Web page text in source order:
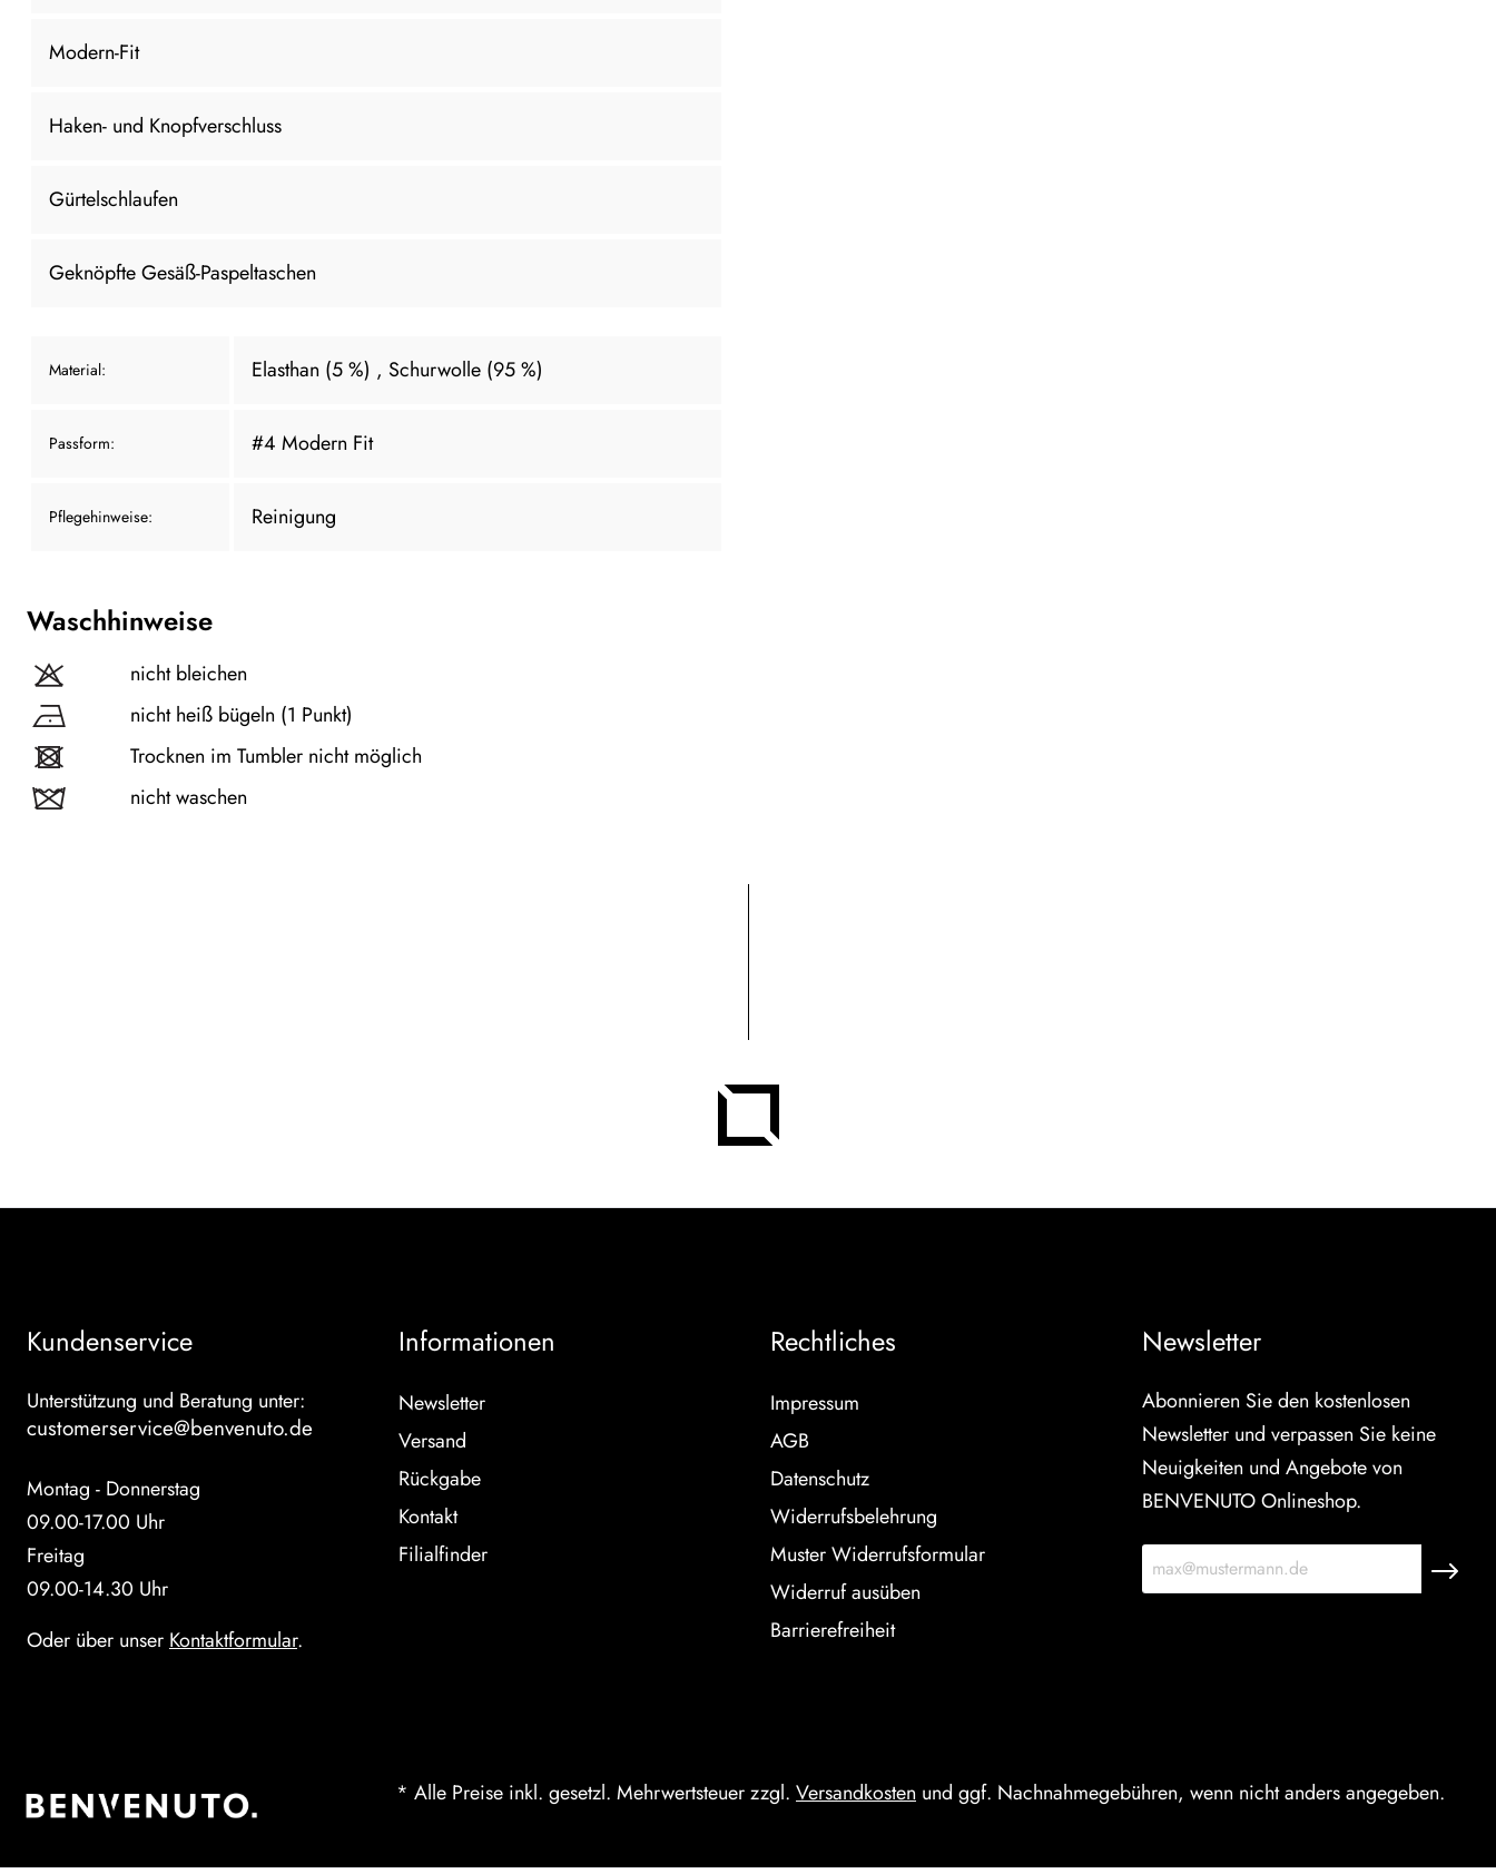
Modern-Fit
Haken- und Knopfverschluss
Gürtelschlaufen
Geknöpfte Gesäß-Paspeltaschen
Material: Elasthan (5 %) , Schurwolle (95 %)
Passform: #4 Modern Fit
Pflegehinweise: Reinigung
Waschhinweise
nicht bleichen
nicht heiß bügeln (1 Punkt)
Trocknen im Tumbler nicht möglich
nicht waschen
Kundenservice
Unterstützung und Beratung unter:
customerservice@benvenuto.de
Montag - Donnerstag
09.00-17.00 Uhr
Freitag
09.00-14.30 Uhr
Oder über unser Kontaktformular.
Informationen
Newsletter
Versand
Rückgabe
Kontakt
Filialfinder
Rechtliches
Impressum
AGB
Datenschutz
Widerrufsbelehrung
Muster Widerrufsformular
Widerruf ausüben
Barrierefreiheit
Newsletter
Abonnieren Sie den kostenlosen
Newsletter und verpassen Sie keine
Neuigkeiten und Angebote von
BENVENUTO Onlineshop.
* Alle Preise inkl. gesetzl. Mehrwertsteuer zzgl. Versandkosten und ggf. Nachnahmegebühren, wenn nicht anders angegeben.